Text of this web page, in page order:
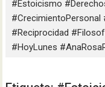
#Estoicismo
#CrecimientoPersonal
#Reciprocidad
#HoyLunes